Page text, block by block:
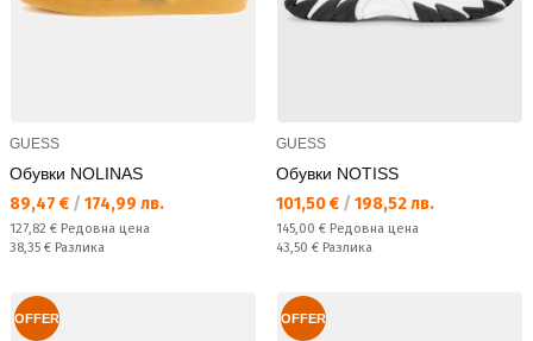
GUESS
Обувки NOLINAS
Текуща цена:
89,47 € / 174,99 лв.
Редовна цена:
127,82 € Редовна цена
Спестявате:
38,35 € Разлика
GUESS
Обувки NOTISS
Текуща цена:
101,50 € / 198,52 лв.
Редовна цена:
145,00 € Редовна цена
Спестявате:
43,50 € Разлика
OFFER OFFER